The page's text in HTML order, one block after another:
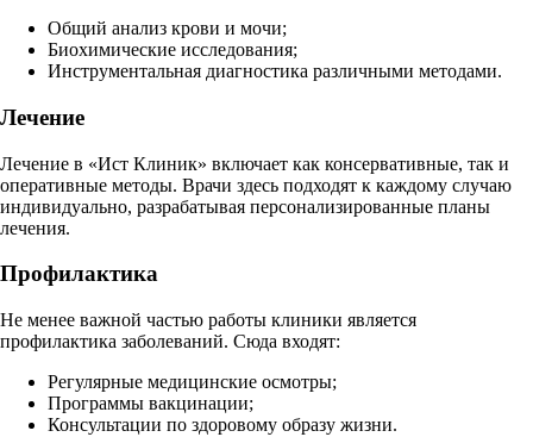
Общий анализ крови и мочи;
Биохимические исследования;
Инструментальная диагностика различными методами.
Лечение
Лечение в «Ист Клиник» включает как консервативные, так и
оперативные методы. Врачи здесь подходят к каждому случаю
индивидуально, разрабатывая персонализированные планы
лечения.
Профилактика
Не менее важной частью работы клиники является
профилактика заболеваний. Сюда входят:
Регулярные медицинские осмотры;
Программы вакцинации;
Консультации по здоровому образу жизни.